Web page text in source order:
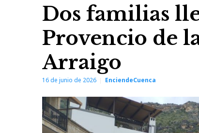
Dos familias
Provencio de
Arraigo
16 de junio de 2026 EnciendeCuenca